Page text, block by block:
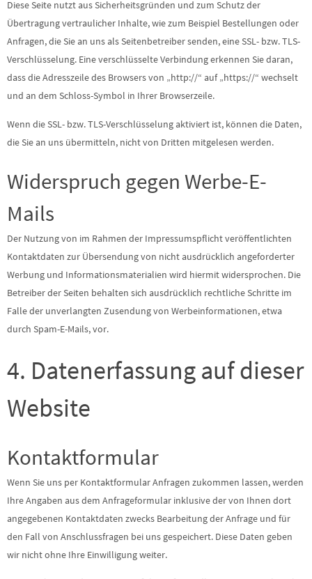
Diese Seite nutzt aus Sicherheitsgründen und zum Schutz der
Übertragung vertraulicher Inhalte, wie zum Beispiel Bestellungen oder
Anfragen, die Sie an uns als Seitenbetreiber senden, eine SSL- bzw. TLS-
Verschlüsselung. Eine verschlüsselte Verbindung erkennen Sie daran,
dass die Adresszeile des Browsers von „http://“ auf „https://“ wechselt
und an dem Schloss-Symbol in Ihrer Browserzeile.
Wenn die SSL- bzw. TLS-Verschlüsselung aktiviert ist, können die Daten,
die Sie an uns übermitteln, nicht von Dritten mitgelesen werden.
Widerspruch gegen Werbe-E-
Mails
Der Nutzung von im Rahmen der Impressumspflicht veröffentlichten
Kontaktdaten zur Übersendung von nicht ausdrücklich angeforderter
Werbung und Informationsmaterialien wird hiermit widersprochen. Die
Betreiber der Seiten behalten sich ausdrücklich rechtliche Schritte im
Falle der unverlangten Zusendung von Werbeinformationen, etwa
durch Spam-E-Mails, vor.
4. Datenerfassung auf dieser
Website
Kontaktformular
Wenn Sie uns per Kontaktformular Anfragen zukommen lassen, werden
Ihre Angaben aus dem Anfrageformular inklusive der von Ihnen dort
angegebenen Kontaktdaten zwecks Bearbeitung der Anfrage und für
den Fall von Anschlussfragen bei uns gespeichert. Diese Daten geben
wir nicht ohne Ihre Einwilligung weiter.